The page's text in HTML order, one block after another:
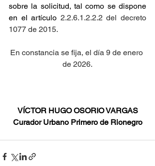
sobre la solicitud, tal como se dispone
en el artículo 2.2.6.1.2.2.2 del decreto
1077 de 2015.
En constancia se fija, el día 9 de enero
de 2026.
VÍCTOR HUGO OSORIO VARGAS
Curador Urbano Primero de Rionegro